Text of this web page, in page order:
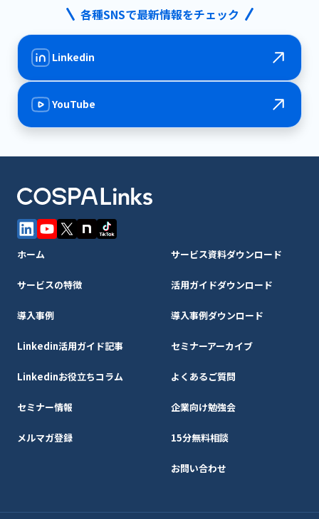
各種SNSで最新情報をチェック
Linkedin
YouTube
ホーム サービス資料ダウンロード
サービスの特徴 活用ガイドダウンロード
導入事例 導入事例ダウンロード
Linkedin活用ガイド記事 セミナーアーカイブ
Linkedinお役立ちコラム よくあるご質問
セミナー情報 企業向け勉強会
メルマガ登録 15分無料相談
お問い合わせ